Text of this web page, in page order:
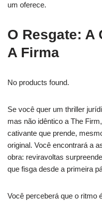
um oferece.
O Resgate: A
A Firma
No products found.
Se você quer um thriller
mas não idêntico a The
cativante que prende,
original. Você encontrará a
obra: reviravoltas
que fisga desde a primeira
Você perceberá que o ritmo